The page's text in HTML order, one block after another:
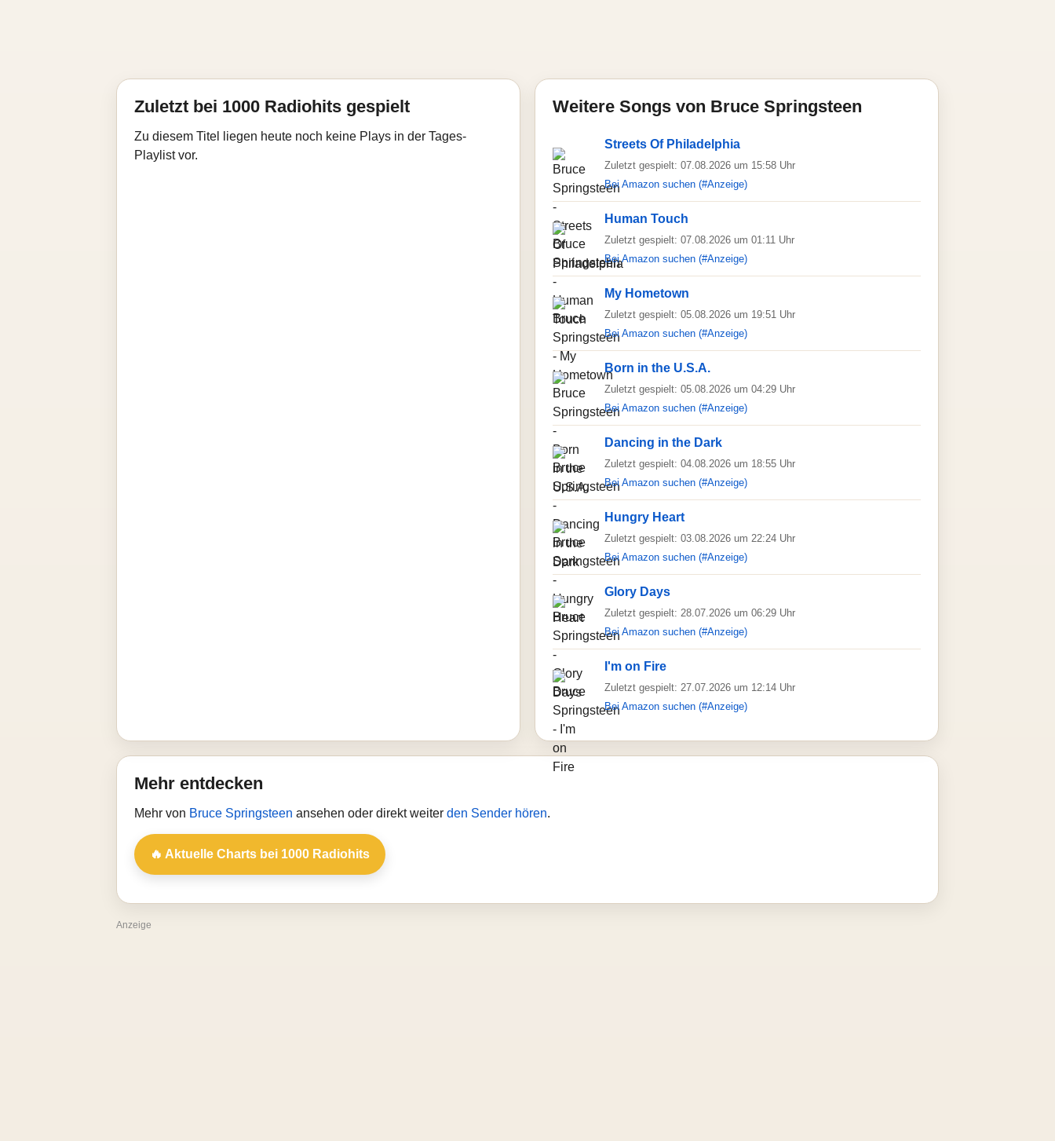
Zuletzt bei 1000 Radiohits gespielt
Zu diesem Titel liegen heute noch keine Plays in der Tages-
Playlist vor.
Weitere Songs von Bruce Springsteen
Streets Of Philadelphia
Zuletzt gespielt: 07.08.2026 um 15:58 Uhr
Bei Amazon suchen (#Anzeige)
Human Touch
Zuletzt gespielt: 07.08.2026 um 01:11 Uhr
Bei Amazon suchen (#Anzeige)
My Hometown
Zuletzt gespielt: 05.08.2026 um 19:51 Uhr
Bei Amazon suchen (#Anzeige)
Born in the U.S.A.
Zuletzt gespielt: 05.08.2026 um 04:29 Uhr
Bei Amazon suchen (#Anzeige)
Dancing in the Dark
Zuletzt gespielt: 04.08.2026 um 18:55 Uhr
Bei Amazon suchen (#Anzeige)
Hungry Heart
Zuletzt gespielt: 03.08.2026 um 22:24 Uhr
Bei Amazon suchen (#Anzeige)
Glory Days
Zuletzt gespielt: 28.07.2026 um 06:29 Uhr
Bei Amazon suchen (#Anzeige)
I'm on Fire
Zuletzt gespielt: 27.07.2026 um 12:14 Uhr
Bei Amazon suchen (#Anzeige)
Mehr entdecken
Mehr von Bruce Springsteen ansehen oder direkt weiter den Sender hören.
🔥 Aktuelle Charts bei 1000 Radiohits
Anzeige